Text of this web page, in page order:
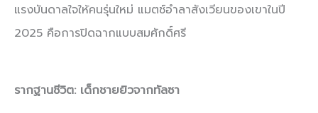
แรงบันดาลใจให้คนรุ่นใหม่ แมตช์อำลาสังเวียนของเขาในปี
2025 คือการปิดฉากแบบสมศักดิ์ศรี
รากฐานชีวิต: เด็กชายยิวจากทัลซา